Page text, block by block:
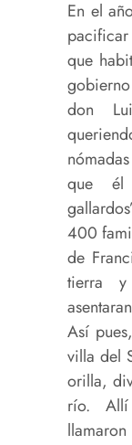
En el
que
don
que él
400
de
tierra
Así
villa del
orilla,
río.